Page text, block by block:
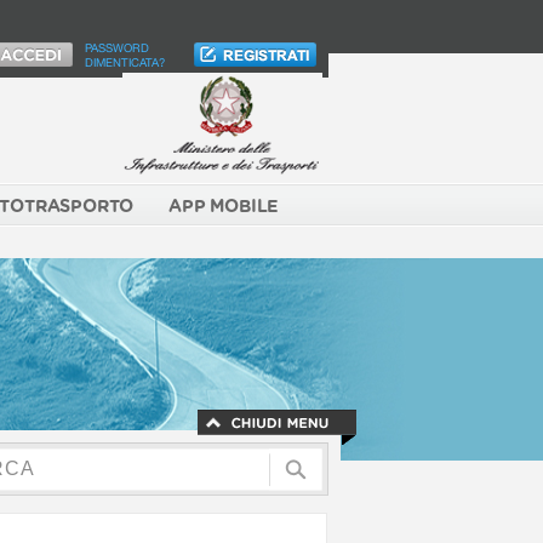
PASSWORD
DIMENTICATA?
APP MOBILE